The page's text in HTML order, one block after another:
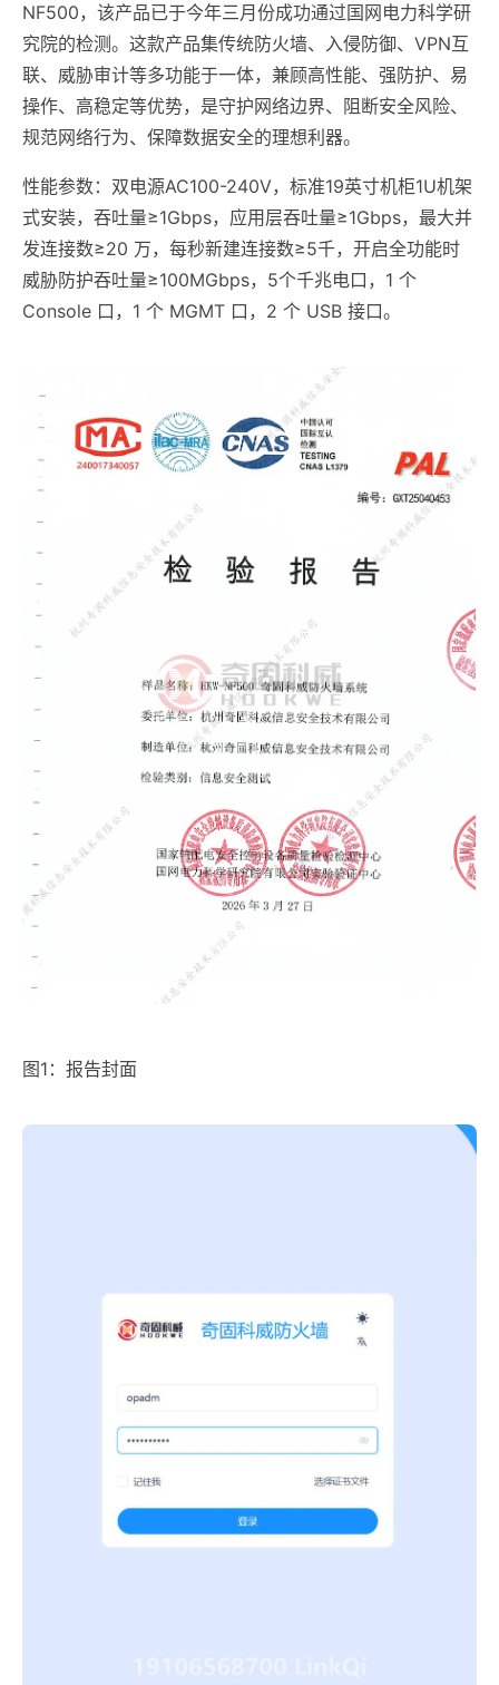
NF500，该产品已于今年三月份成功通过国网电力科学研
究院的检测。这款产品集传统防火墙、入侵防御、VPN互
联、威胁审计等多功能于一体，兼顾高性能、强防护、易
操作、高稳定等优势，是守护网络边界、阻断安全风险、
规范网络行为、保障数据安全的理想利器。
性能参数：双电源AC100-240V，标准19英寸机柜1U机架
式安装，吞吐量≥1Gbps，应用层吞吐量≥1Gbps，最大并
发连接数≥20 万，每秒新建连接数≥5千，开启全功能时
威胁防护吞吐量≥100MGbps，5个千兆电口，1 个
Console 口，1 个 MGMT 口，2 个 USB 接口。
图1：报告封面